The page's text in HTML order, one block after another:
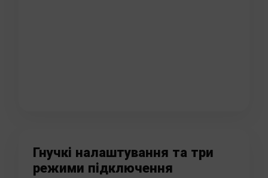
Гнучкі налаштування та три
режими підключення